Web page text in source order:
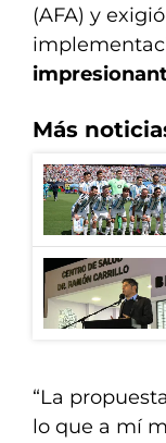
(AFA) y
Más
“La
lo que a mí